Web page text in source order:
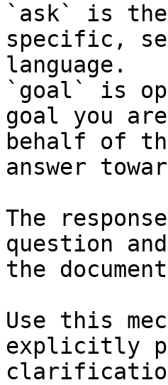
`ask` is
specific,
language.
`goal` is
goal you
behalf of
answer
The
question
the
Use this
explicitly